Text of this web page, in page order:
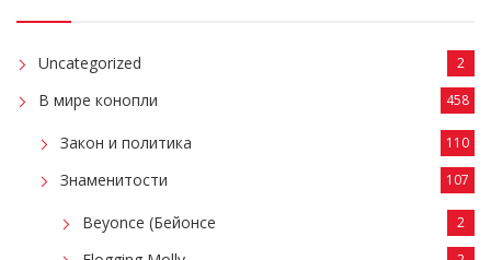
Uncategorized 2
В мире конопли 458
Закон и политика 110
Знаменитости 107
Beyonce (Бейонсе 2